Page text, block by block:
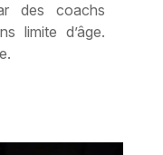
des coachs
limite d’âge.